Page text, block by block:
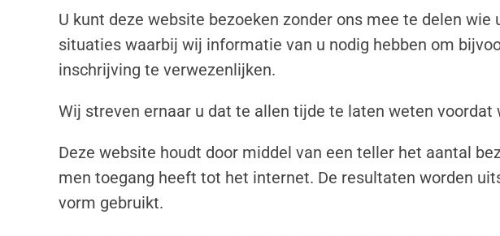
U kunt deze website bezoeken zonder ons mee te delen
situaties waarbij wij informatie van u nodig hebben om
inschrijving te verwezenlijken.
Wij streven ernaar u dat te allen tijde te laten weten
Deze website houdt door middel van een teller het aantal
men toegang heeft tot het internet. De resultaten worden
vorm gebruikt.